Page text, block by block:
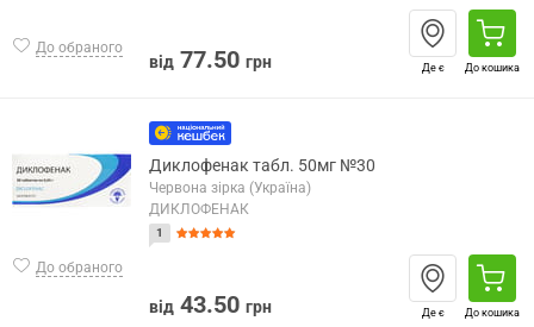
До обраного
від 77.50 грн Де є До кошика
До обраного
Диклофенак табл. 50мг №30
Червона зірка (Україна)
ДИКЛОФЕНАК
1
від 43.50 грн Де є До кошика